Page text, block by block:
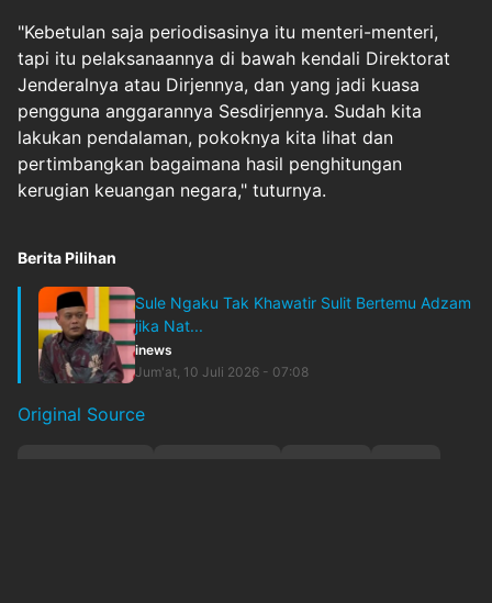
"Kebetulan saja periodisasinya itu menteri-menteri,
tapi itu pelaksanaannya di bawah kendali Direktorat
Jenderalnya atau Dirjennya, dan yang jadi kuasa
pengguna anggarannya Sesdirjennya. Sudah kita
lakukan pendalaman, pokoknya kita lihat dan
pertimbangkan bagaimana hasil penghitungan
kerugian keuangan negara," tuturnya.
Berita Pilihan
Sule Ngaku Tak Khawatir Sulit Bertemu Adzam
jika Nat...
inews
Jum'at, 10 Juli 2026 - 07:08
Original Source